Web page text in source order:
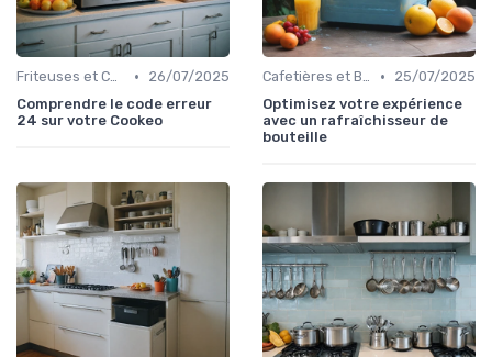
Friteuses et Cuiseurs •
26/07/2025
Comprendre le code erreur
24 sur votre Cookeo
Cafetières et Bouilloires •
25/07/2025
Optimisez votre expérience
avec un rafraîchisseur de
bouteille